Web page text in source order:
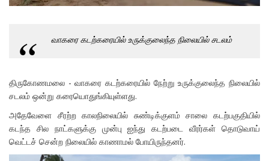
வாகரை கடற்கரையில் உருக்குலைந்த நிலையில் சடலம்
திருகோணமலை - வாகரை கடற்கரையில் நேற்று உருக்குலைந்த நிலையில்
சடலம் ஒன்று கரையொதுங்கியுள்ளது.
அதேவேளை சீரற்ற காலநிலையில் சுண்டிக்குளம் சாலை கடற்பகுதியில்
கடந்த சில நாட்களுக்கு முன்பு ஐந்து கடற்படை வீரர்கள் தொடுவாய்
வெட்டச் சென்ற நிலையில் காணாமல் போயிருந்தனர்.